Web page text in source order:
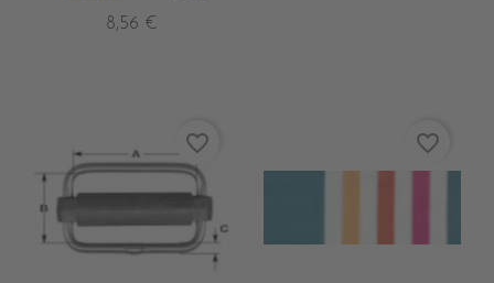
8,56 €
favorite_border favorite_border